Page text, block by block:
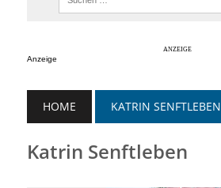
Anzeige
HOME KATRIN SENFTLEBEN
Katrin Senftleben